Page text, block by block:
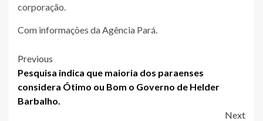
corporação.
Com informações da Agência Pará.
Post
navigation
Previous
Pesquisa indica que maioria dos paraenses
considera Ótimo ou Bom o Governo de Helder
Barbalho.
Next